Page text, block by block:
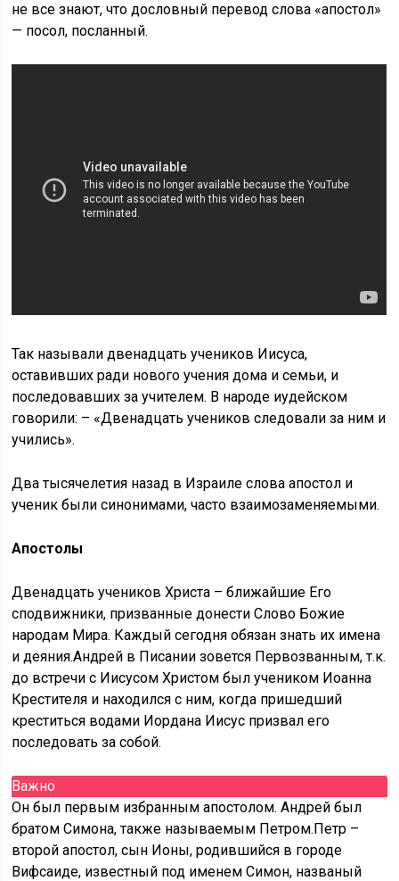
не все знают, что дословный перевод слова «апостол»
— посол, посланный.
Так называли двенадцать учеников Иисуса,
оставивших ради нового учения дома и семьи, и
последовавших за учителем. В народе иудейском
говорили: – «Двенадцать учеников следовали за ним и
учились».
Два тысячелетия назад в Израиле слова апостол и
ученик были синонимами, часто взаимозаменяемыми.
Апостолы
Двенадцать учеников Христа – ближайшие Его
сподвижники, призванные донести Слово Божие
народам Мира. Каждый сегодня обязан знать их имена
и деяния.Андрей в Писании зовется Первозванным, т.к.
до встречи с Иисусом Христом был учеником Иоанна
Крестителя и находился с ним, когда пришедший
креститься водами Иордана Иисус призвал его
последовать за собой.
Важно
Он был первым избранным апостолом. Андрей был
братом Симона, также называемым Петром.Петр –
второй апостол, сын Ионы, родившийся в городе
Вифсаиде, известный под именем Симон, названый